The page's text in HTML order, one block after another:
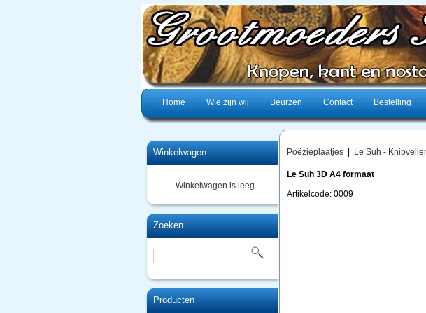
Home Wie zijn wij Beurzen Contact Bestelling
Winkelwagen
Winkelwagen is leeg
Zoeken
Producten
Poëzieplaatjes Le Suh -
Le Suh 3D A4 formaat
Artikelcode: 0009